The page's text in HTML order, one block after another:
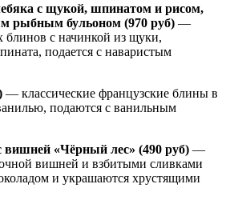
с щукой, шпинатом и рисом,
рыбным бульоном (970 руб) —
блинов с начинкой из щуки,
подается с наваристым
— классические французские блины в
подаются с ванильным
«Чёрный лес» (490 руб) —
вишней и взбитыми сливками
и украшаются хрустящими